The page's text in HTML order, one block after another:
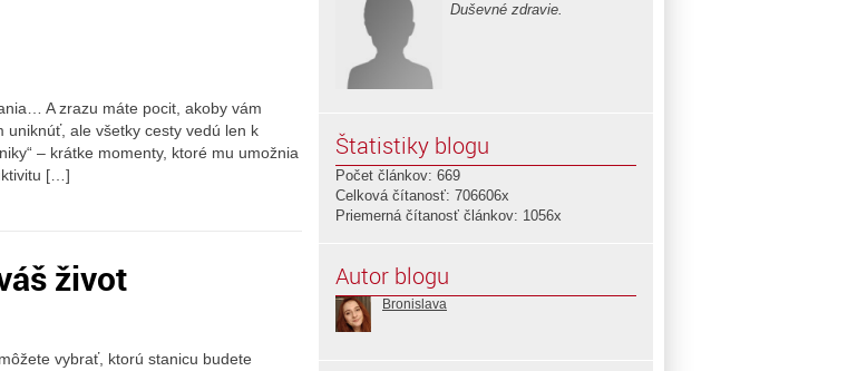
A zrazu máte pocit, akoby vám
uniknúť, ale všetky cesty vedú len k
– krátke momenty, ktoré mu umožnia
[…]
život
vybrať, ktorú stanicu budete
Duševné zdravie.
Štatistiky blogu
Počet článkov: 669
Celková čítanosť: 706606x
Priemerná čítanosť článkov: 1056x
Autor blogu
Bronislava